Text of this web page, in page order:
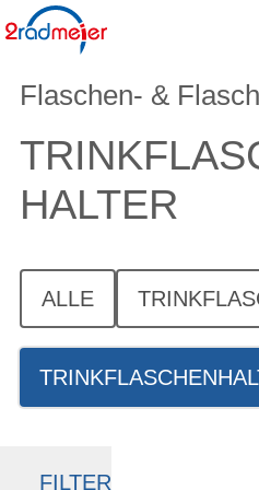
Flaschen- &
HALTER
ALLE
FILTER